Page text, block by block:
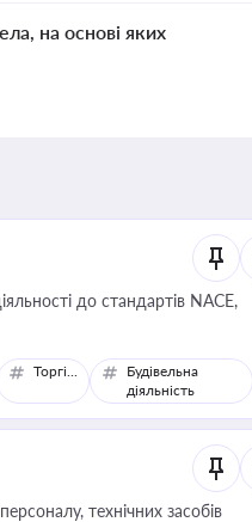
на основі яких
до стандартів NACE,
Торгівля
Будівельна
діяльність
технічних засобів